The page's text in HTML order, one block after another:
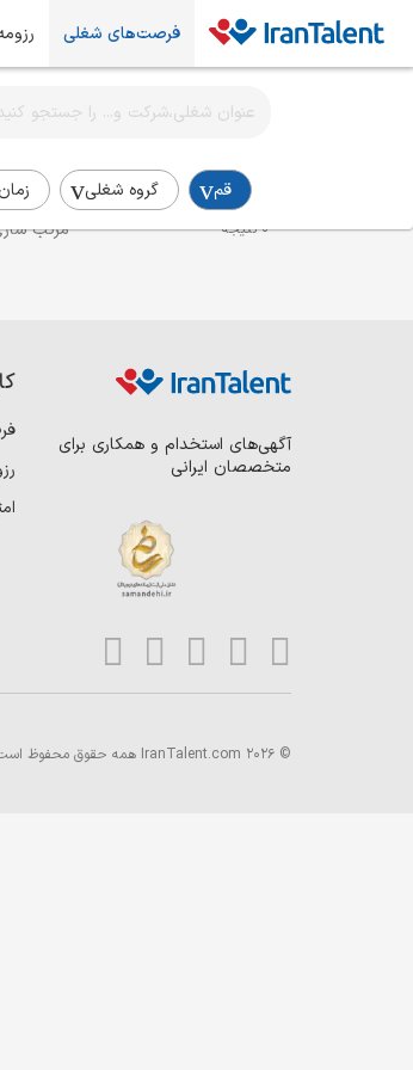
فرصت‌های شغلی
قم گروه شغلی
اطلاع‌رسانی شغلی را برای این جستجو
استخدام کارشناس جذب و استخدام در
0 نتیجه مرتب
آگهی‌های استخدام و همکاری برای
متخصصان ایرانی
© 2026 IranTalent.com همه حقوق محفوظ